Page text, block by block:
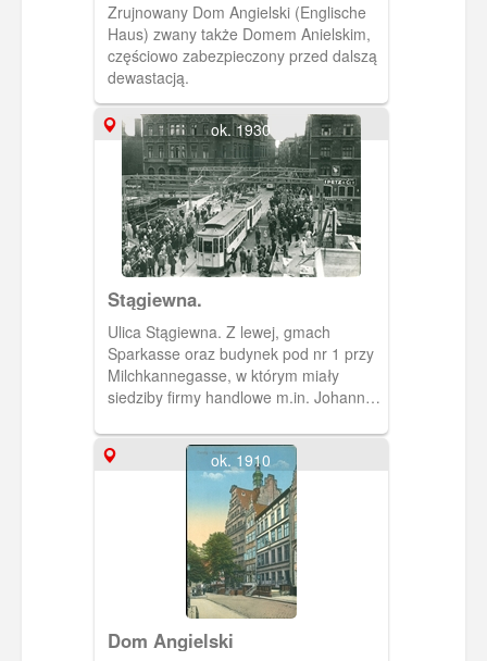
Zrujnowany Dom Angielski (Englische
Haus) zwany także Domem Anielskim,
częściowo zabezpieczony przed dalszą
dewastacją.
ok. 1930
Stągiewna.
Ulica Stągiewna. Z lewej, gmach
Sparkasse oraz budynek pod nr 1 przy
Milchkannegasse, w którym miały
siedziby firmy handlowe m.in. Johann
przejeżdżają przez Zielony Most. W dali
Baszta Stągiewna.ok. 1910
Dom Angielski